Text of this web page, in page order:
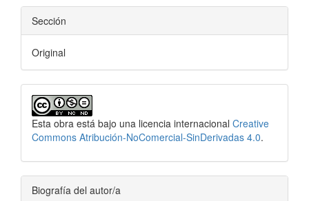
Sección
Original
Esta obra está bajo una licencia internacional Creative
Commons Atribución-NoComercial-SinDerivadas 4.0.
Biografía del autor/a